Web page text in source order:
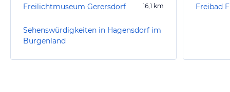
Freilichtmuseum Gerersdorf 16,1 km
Sehenswürdigkeiten in Hagensdorf im
Burgenland
Freibad